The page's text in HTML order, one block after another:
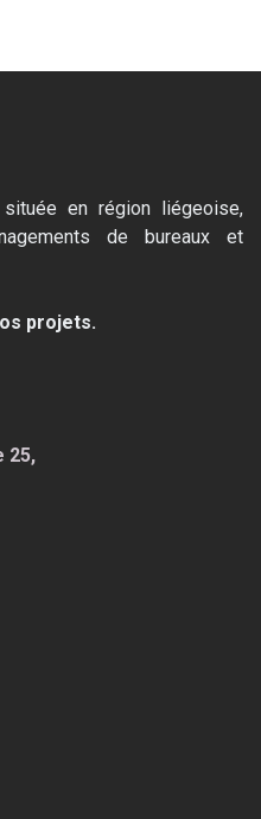
en région liégeoise,
de bureaux et
projets.
25,